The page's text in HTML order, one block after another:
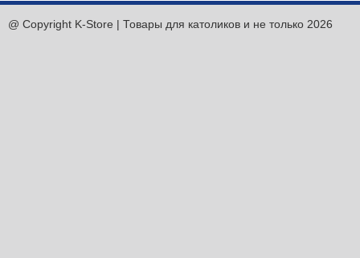
@ Copyright K-Store | Товары для католиков и не только 2026